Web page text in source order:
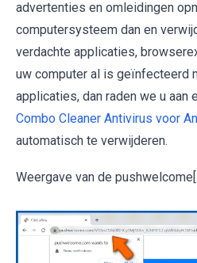
advertenties en omleidingen
computersysteem dan en
verdachte applicaties,
uw computer al is geïnfecteerd
applicaties, dan raden we u aan
Combo Cleaner Antivirus voor
automatisch te verwijderen.
Weergave van de